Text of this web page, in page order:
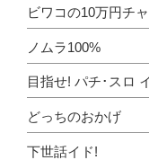
ビワコの10万円チ
ノムラ100%
目指せ! パチ･スロ
どっちのおかげ
下世話イド!